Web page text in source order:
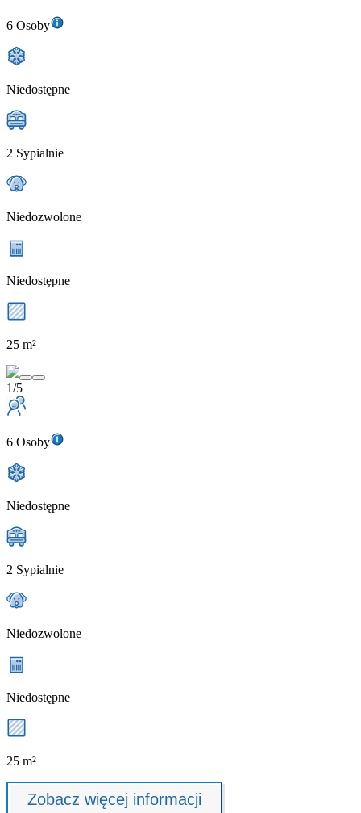
6 Osoby
Niedostępne
2 Sypialnie
Niedozwolone
Niedostępne
25 m²
1/5
6 Osoby
Niedostępne
2 Sypialnie
Niedozwolone
Niedostępne
25 m²
Zobacz więcej informacji